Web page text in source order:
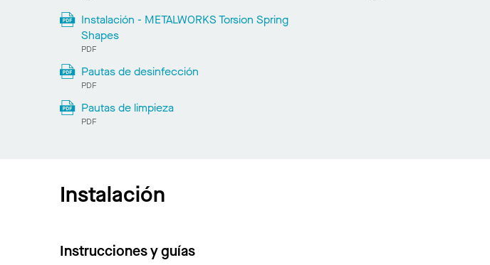
Instalación - METALWORKS Torsion Spring
Shapes
PDF
Pautas de desinfección
PDF
Pautas de limpieza
PDF
Instalación
Instrucciones y guías